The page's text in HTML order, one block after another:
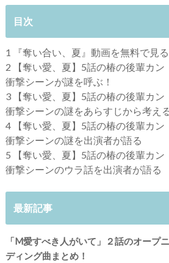
目次
1
『奪い合い、夏』動画を無料で見
2 【奪い愛、夏】5話の椿の後輩カ
衝撃シーンが謎を呼ぶ！
3【奪い愛、夏】5話の椿の後輩カン
衝撃シーンの謎をあらすじから考え
4【奪い愛、夏】5話の椿の後輩カン
衝撃シーンの謎を出演者が語る
5 【奪い愛、夏】5話の椿の後輩カ
衝撃シーンのウラ話を出演者が語る
最新記事
「M愛すべき人がいて」２話のオープ
ディング曲まとめ！